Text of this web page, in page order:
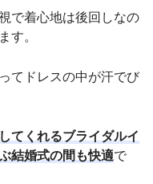
で着心地は後回しなの
す。
てドレスの中が汗でび
てくれるブライダルイ
結婚式の間も快適で